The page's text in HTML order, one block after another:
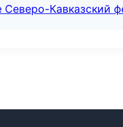
Северо-Кавказский